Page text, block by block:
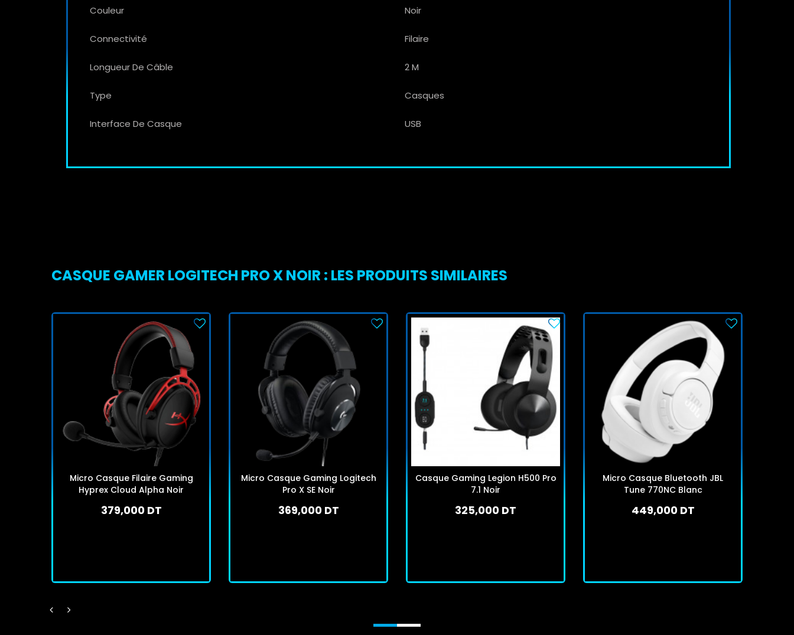
Couleur Noir
Connectivité Filaire
Longueur De Câble 2 M
Type Casques
Interface De Casque USB
CASQUE GAMER LOGITECH PRO X NOIR : LES PRODUITS SIMILAIRES
Micro Casque Filaire Gaming
Hyprex Cloud Alpha Noir
379,000 DT
Micro Casque Gaming Logitech
Pro X SE Noir
369,000 DT
Casque Gaming Legion H500 Pro
7.1 Noir
325,000 DT
Micro Casque Bluetooth JBL
Tune 770NC Blanc
449,000 DT